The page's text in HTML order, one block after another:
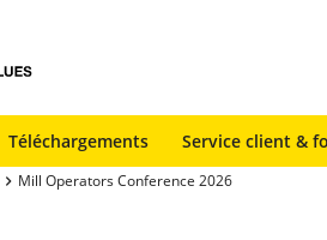
Téléchargements Service client &
Mill Operators Conference 2026